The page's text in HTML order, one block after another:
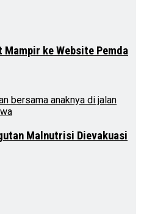
Mampir ke Website Pemda
Malnutrisi Dievakuasi